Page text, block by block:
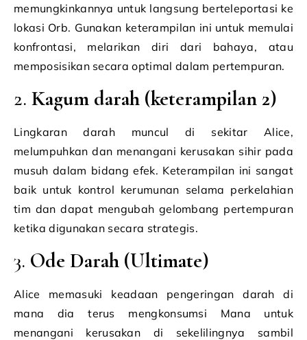
memungkinkannya untuk langsung berteleportasi ke
lokasi Orb. Gunakan keterampilan ini untuk memulai
konfrontasi, melarikan diri dari bahaya, atau
memposisikan secara optimal dalam pertempuran.
2. Kagum darah (keterampilan 2)
Lingkaran darah muncul di sekitar Alice,
melumpuhkan dan menangani kerusakan sihir pada
musuh dalam bidang efek. Keterampilan ini sangat
baik untuk kontrol kerumunan selama perkelahian
tim dan dapat mengubah gelombang pertempuran
ketika digunakan secara strategis.
3. Ode Darah (Ultimate)
Alice memasuki keadaan pengeringan darah di
mana dia terus mengkonsumsi Mana untuk
menangani kerusakan di sekelilingnya sambil